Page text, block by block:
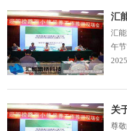
汇
午
尊